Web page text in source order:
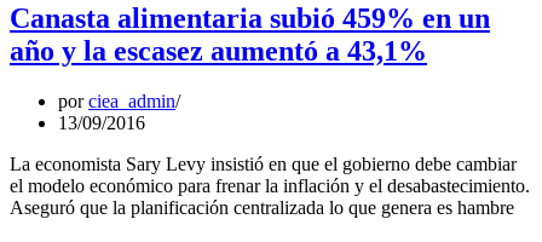
Canasta alimentaria subió 459% en un
año y la escasez aumentó a 43,1%
porciea_admin
13/09/2016
La economista Sary Levy insistió en que el gobierno debe cambiar
el modelo económico para frenar la inflación y el desabastecimiento.
Aseguró que la planificación centralizada lo que genera es hambre